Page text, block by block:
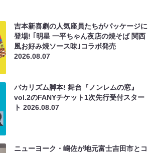
吉本新喜劇の人気座員たちがパッケージに
登場! ｢明星 一平ちゃん夜店の焼そば 関西
風お好み焼ソース味｣コラボ発売
2026.08.07
バカリズム脚本! 舞台『ノンレムの窓』
vol.2のFANYチケット1次先行受付スター
ト2026.08.07
ニューヨーク・嶋佐が地元富士吉田市とコ